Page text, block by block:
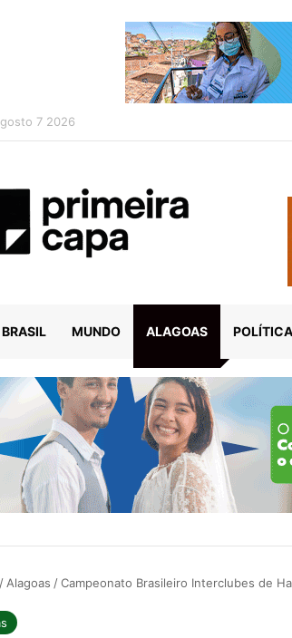
7 2026
BRASIL MUNDO ALAGOAS POLÍTICA
/Alagoas /Campeonato Brasileiro Interclubes de